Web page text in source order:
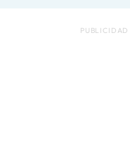
PUBLICIDAD